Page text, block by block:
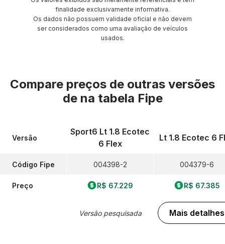
finalidade exclusivamente informativa.
Os dados não possuem validade oficial e não devem
ser considerados como uma avaliação de veículos
usados.
Compare preços de outras versões
de na tabela Fipe
Versão
Código Fipe
Preço
Sport6 Lt 1.8 Ecotec
6 Flex
004398-2
R$ 67.229
Versão pesquisada
Lt 1.8 Ecotec 6
004379-6
R$ 67.385
Mais detalhes